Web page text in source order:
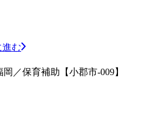
進む
／保育補助【小郡市-009】